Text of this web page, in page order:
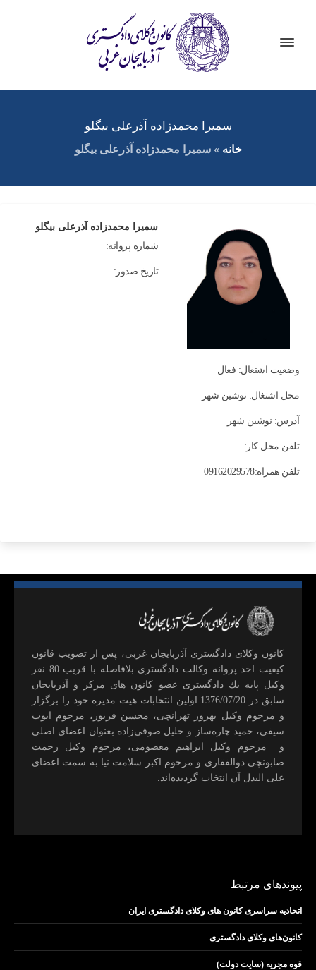
سمیرا محمدزاده آذرعلی بیگلو
خانه »سمیرا محمدزاده آذرعلی بیگلو
سمیرا محمدزاده آذرعلی بیگلو
شماره پروانه:
تاریخ صدور:
وضعیت اشتغال: فعال
محل اشتغال: نوشین شهر
آدرس: نوشین شهر
تلفن محل کار:
تلفن همراه:09162029578
كانون وكلای دادگستری آذربايجان غربی، پس از تصويب قانون
كيفيت اخذ پروانه وكالت دادگستری بلافاصله با قريب 80 نفر
وكيل پايه يك دادگستری عضو كانون های مركز و آذربايجان
سابق در 1376/07/20 اولين انتخابات هيت مديره خود را برگزار
و مرحوم وکیل بهروز تهرانچی، محسن فريور، مرحوم ايوب
سيفی، حميد چاره‌ساز و خليل صوفی‌زاده بعنوان اعضای اصلی
و مرحوم وکیل ابراهيم معصومی، مرحوم وکیل رحمت
صابونچی ذوالفقاری و مرحوم اكبر سلامت نيا به سمت اعضای
علی البدل آن انتخاب گرديده‌اند.
پیوندهای مرتبط
اتحادیه سراسری کانون های وکلای دادگستری ایران
کانون‌های وکلای دادگستری
قوه مجریه (سایت دولت)